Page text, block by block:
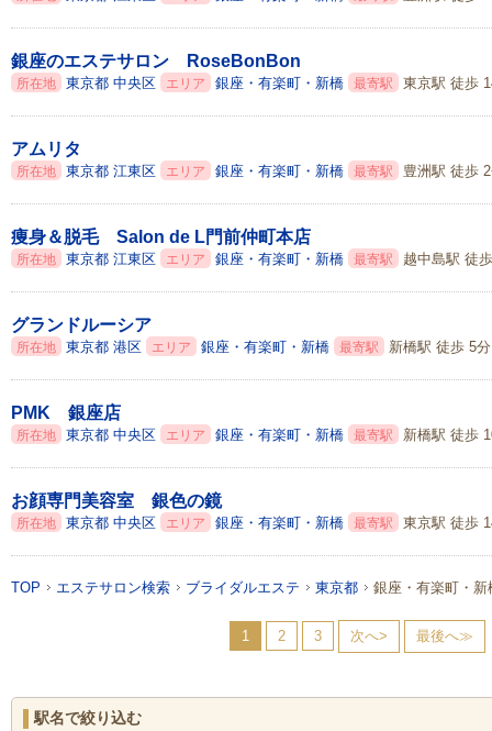
銀座のエステサロン RoseBonBon
所在地 東京都 中央区 エリア 銀座・有楽町・新橋 最寄駅 東京駅 徒歩
アムリタ
所在地 東京都 江東区 エリア 銀座・有楽町・新橋 最寄駅 豊洲駅 徒歩
痩身＆脱毛 Salon de L門前仲町本店
所在地 東京都 江東区 エリア 銀座・有楽町・新橋 最寄駅 越中島駅 徒
グランドルーシア
所在地 東京都 港区 エリア 銀座・有楽町・新橋 最寄駅 新橋駅 徒歩 5分
PMK 銀座店
所在地 東京都 中央区 エリア 銀座・有楽町・新橋 最寄駅 新橋駅 徒歩
お顔専門美容室 銀色の鏡
所在地 東京都 中央区 エリア 銀座・有楽町・新橋 最寄駅 東京駅 徒歩
TOP エステサロン検索 ブライダルエステ 東京都 銀座・有楽町・新
1 2 3 次へ> 最後へ≫
駅名で絞り込む